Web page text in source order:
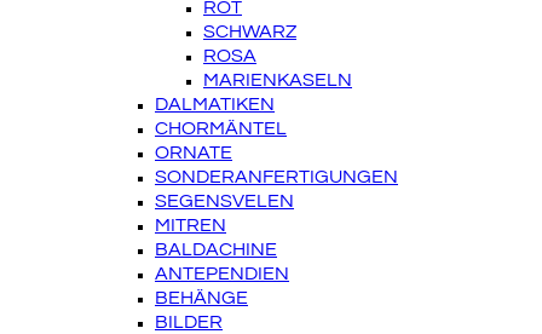
ROT
SCHWARZ
ROSA
MARIENKASELN
DALMATIKEN
CHORMÄNTEL
ORNATE
SONDERANFERTIGUNGEN
SEGENSVELEN
MITREN
BALDACHINE
ANTEPENDIEN
BEHÄNGE
BILDER